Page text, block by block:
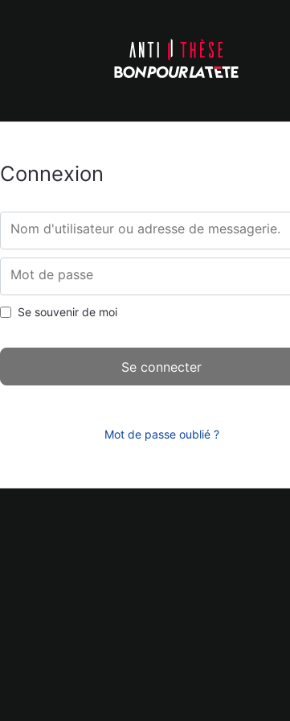
Connexion
Nom d'utilisateur ou adresse de messagerie.
Mot de passe
Se souvenir de moi
Mot de passe oublié ?